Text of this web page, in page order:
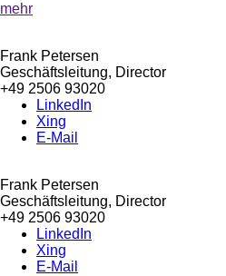
mehr
Frank Petersen
Geschäftsleitung, Director
+49 2506 93020
LinkedIn
Xing
E-Mail
Frank Petersen
Geschäftsleitung, Director
+49 2506 93020
LinkedIn
Xing
E-Mail